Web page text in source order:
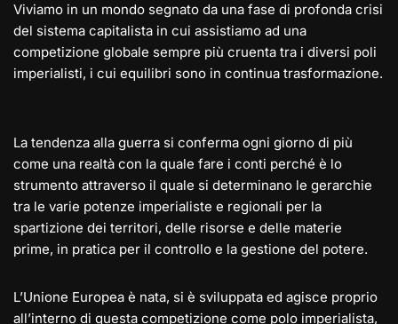
Viviamo in un mondo segnato da una fase di profonda crisi
del sistema capitalista in cui assistiamo ad una
competizione globale sempre più cruenta tra i diversi poli
imperialisti, i cui equilibri sono in continua trasformazione.
La tendenza alla guerra si conferma ogni giorno di più
come una realtà con la quale fare i conti perché è lo
strumento attraverso il quale si determinano le gerarchie
tra le varie potenze imperialiste e regionali per la
spartizione dei territori, delle risorse e delle materie
prime, in pratica per il controllo e la gestione del potere.
L’Unione Europea è nata, si è sviluppata ed agisce proprio
all’interno di questa competizione come polo imperialista,